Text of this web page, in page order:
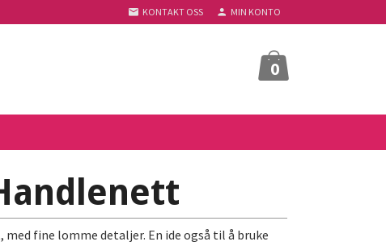
KONTAKT OSS MIN KONTO
0
fine lomme detaljer. En ide også til å bruke